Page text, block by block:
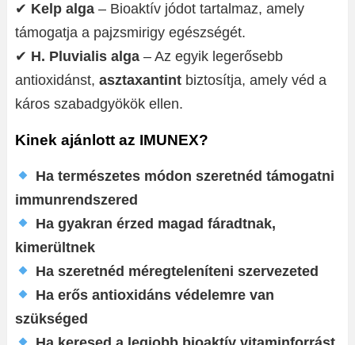
✔ Kelp alga – Bioaktív jódot tartalmaz, amely
támogatja a pajzsmirigy egészségét.
✔ H. Pluvialis alga – Az egyik legerősebb
antioxidánst, asztaxantint biztosítja, amely véd a
káros szabadgyökök ellen.
Kinek ajánlott az IMUNEX?
Ha természetes módon szeretnéd támogatni
immunrendszered
Ha gyakran érzed magad fáradtnak,
kimerültnek
Ha szeretnéd méregteleníteni szervezeted
Ha erős antioxidáns védelemre van
szükséged